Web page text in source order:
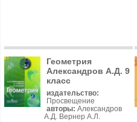
Геометрия
Александров А.Д. 9
класс
издательство:
Просвещение
авторы: Александров
А.Д. Вернер А.Л.